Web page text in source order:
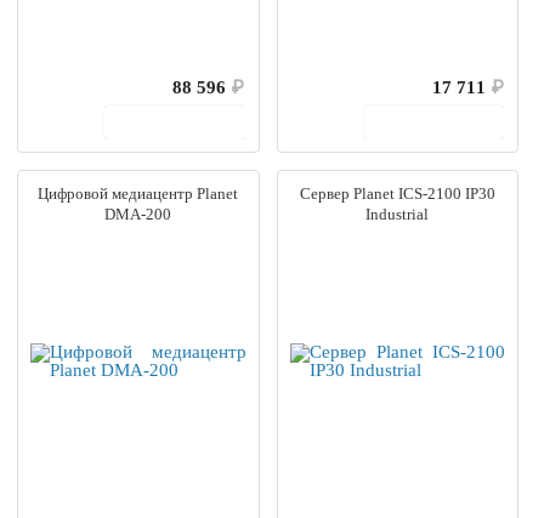
88 596 ₽
17 711 ₽
Цифровой медиацентр Planet
DMA-200
Сервер Planet ICS-2100 IP30
Industrial